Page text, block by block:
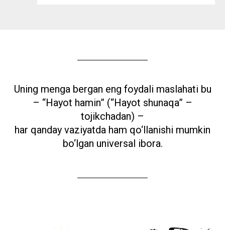
Uning menga bergan eng foydali maslahati bu
– “Hayot hamin” (“Hayot shunaqa” –
tojikchadan) –
har qanday vaziyatda ham qo‘llanishi mumkin
bo‘lgan universal ibora.